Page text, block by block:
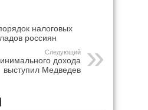
налоговых
россиян
Следующий
дохода
выступил Медведев